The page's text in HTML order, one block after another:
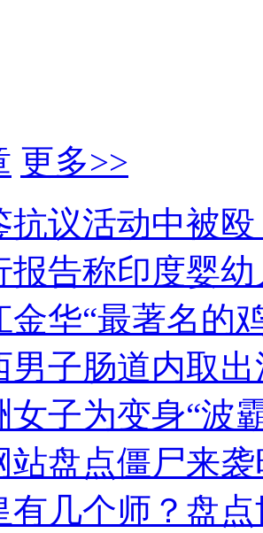
更多>>
抗议活动中被
报告称印度婴
金华“最著名的
男子肠道内取
女子为变身“波
站盘点僵尸来
有几个师？盘